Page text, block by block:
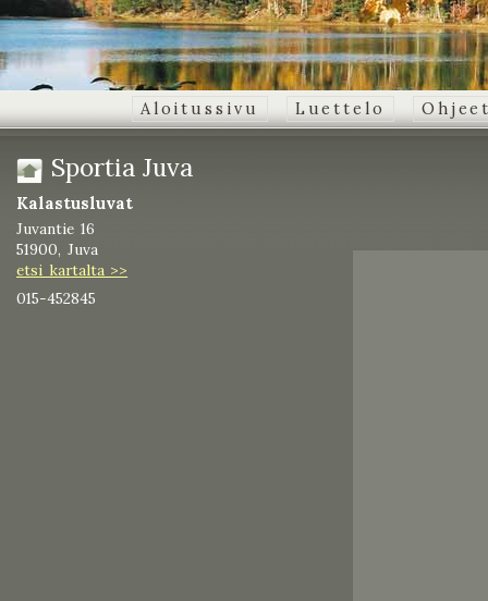
Aloitussivu Luettelo
Sportia Juva
Kalastusluvat
Juvantie 16
51900, Juva
etsi kartalta >>
015-452845